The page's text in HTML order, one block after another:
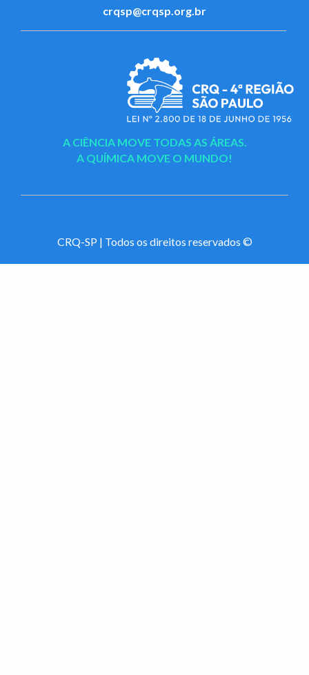
crqsp@crqsp.org.br
A CIÊNCIA MOVE TODAS AS ÁREAS.
A QUÍMICA MOVE O MUNDO!
CRQ-SP | Todos os direitos reservados ©